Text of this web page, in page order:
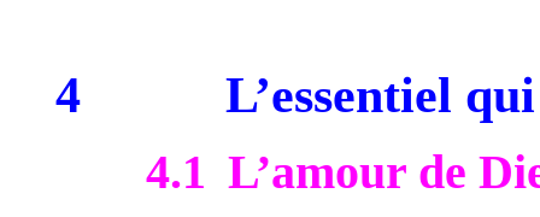
4 L’essentiel
4.1 L’amour de